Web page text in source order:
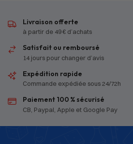
Livraison offerte
à partir de 49 € d’achats
Satisfait ou remboursé
14 jours pour changer d’avis
Expédition rapide
Commande expédiée sous 24/72h
Paiement 100 % sécurisé
CB, Paypal, Apple et Google Pay